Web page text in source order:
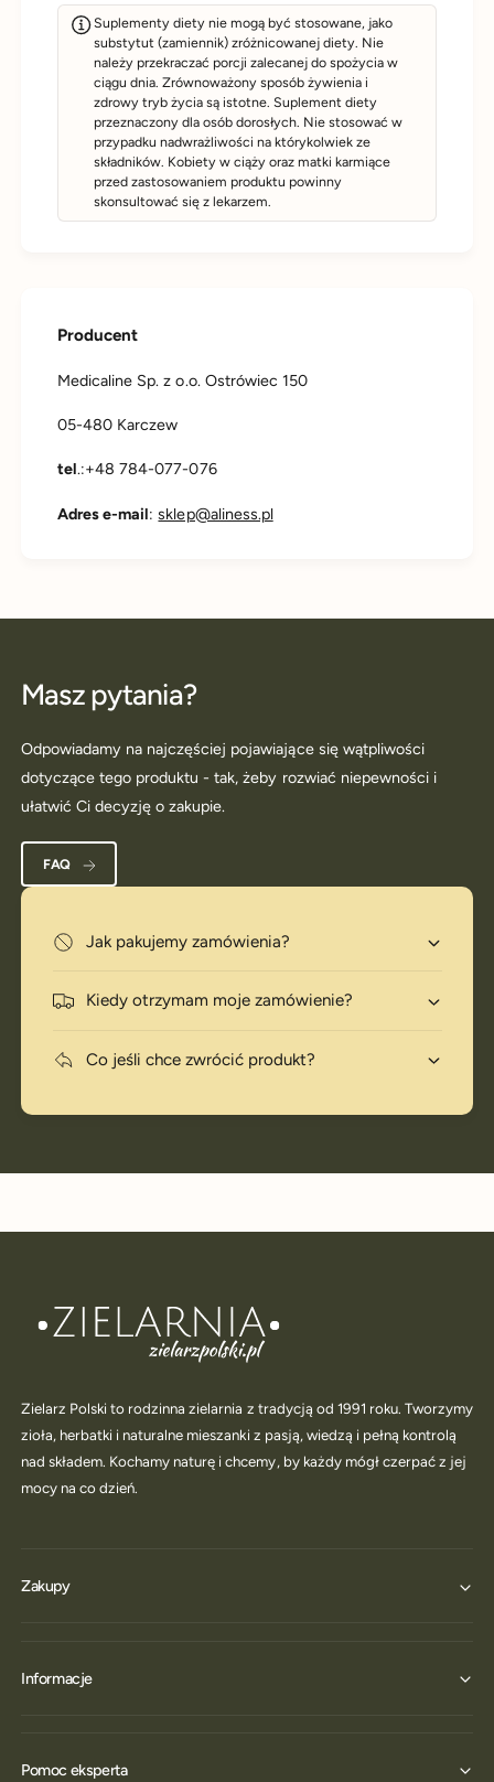
Suplementy diety nie mogą być stosowane, jako
substytut (zamiennik) zróżnicowanej diety. Nie
należy przekraczać porcji zalecanej do spożycia w
ciągu dnia. Zrównoważony sposób żywienia i
zdrowy tryb życia są istotne. Suplement diety
przeznaczony dla osób dorosłych. Nie stosować w
przypadku nadwrażliwości na którykolwiek ze
składników. Kobiety w ciąży oraz matki karmiące
przed zastosowaniem produktu powinny
skonsultować się z lekarzem.
Producent
Medicaline Sp. z o.o. Ostrówiec 150
05-480 Karczew
tel.:+48 784-077-076
Adres e-mail:sklep@aliness.pl
Masz pytania?
Odpowiadamy na najczęściej pojawiające się wątpliwości
dotyczące tego produktu - tak, żeby rozwiać niepewności i
ułatwić Ci decyzję o zakupie.
FAQ
Jak pakujemy zamówienia?
Kiedy otrzymam moje zamówienie?
Co jeśli chce zwrócić produkt?
Zielarz Polski to rodzinna zielarnia z tradycją od 1991 roku. Tworzymy
zioła, herbatki i naturalne mieszanki z pasją, wiedzą i pełną kontrolą
nad składem. Kochamy naturę i chcemy, by każdy mógł czerpać z jej
mocy na co dzień.
Zakupy
Informacje
Pomoc eksperta